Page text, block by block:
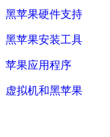
黑苹果硬件支持
黑苹果安装工具
苹果应用程序
虚拟机和黑苹果